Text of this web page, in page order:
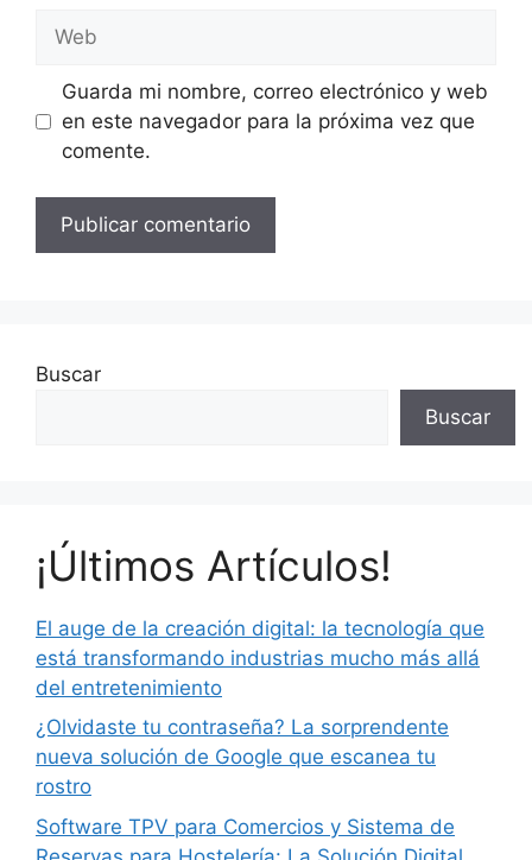
Web
Guarda mi nombre, correo electrónico y web
en este navegador para la próxima vez que
comente.
Buscar
Buscar
¡Últimos Artículos!
El auge de la creación digital: la tecnología que
está transformando industrias mucho más allá
del entretenimiento
¿Olvidaste tu contraseña? La sorprendente
nueva solución de Google que escanea tu
rostro
Software TPV para Comercios y Sistema de